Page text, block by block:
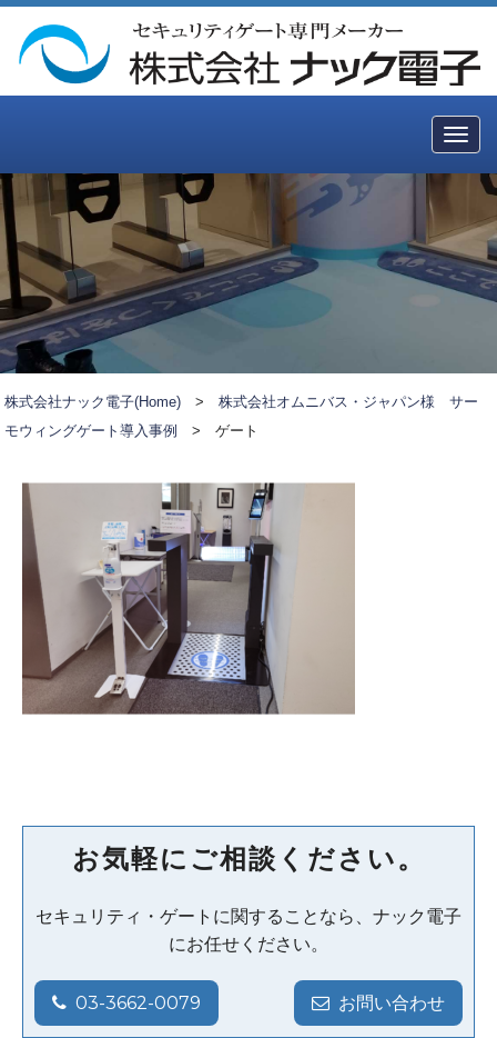
株式会社ナック電子(Home) >株式会社オムニバス・ジャパン様 サー
モウィングゲート導入事例
>ゲート
お気軽にご相談ください。
セキュリティ・ゲートに関することなら、ナック電子
にお任せください。
03-3662-0079 お問い合わせ